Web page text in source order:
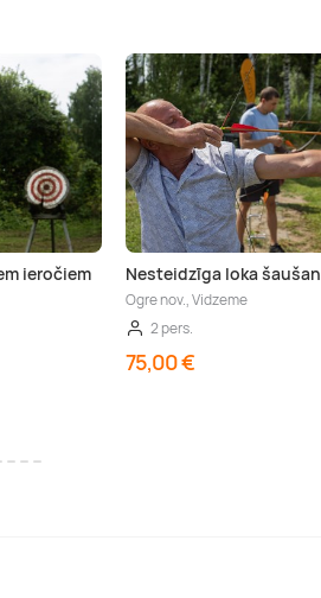
ieročiem Nesteidzīga loka
Ogre nov., Vidzeme
2 pers.
75,00 €